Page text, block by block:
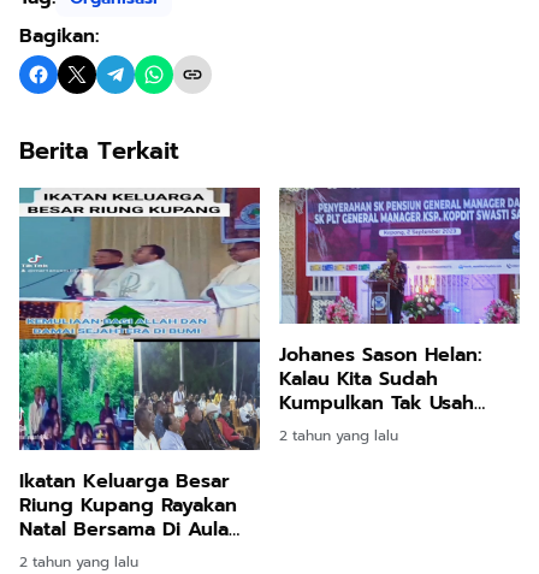
Bagikan:
Berita Terkait
Ikatan Keluarga Besar
Riung Kupang Rayakan
Natal Bersama Di Aula
Biara Claret
2 tahun yang lalu
Johanes Sason Helan:
Kalau Kita Sudah
Kumpulkan Tak Usah
Dicerai-Beraikan
2 tahun yang lalu